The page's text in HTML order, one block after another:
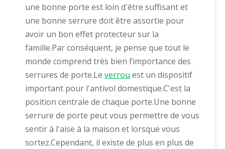
une bonne porte est loin d'être suffisant et
une bonne serrure doit être assortie pour
avoir un bon effet protecteur sur la
famille.Par conséquent, je pense que tout le
monde comprend très bien l’importance des
serrures de porte.Le verrou est un dispositif
important pour l'antivol domestique.C'est la
position centrale de chaque porte.Une bonne
serrure de porte peut vous permettre de vous
sentir à l'aise à la maison et lorsque vous
sortez.Cependant, il existe de plus en plus de